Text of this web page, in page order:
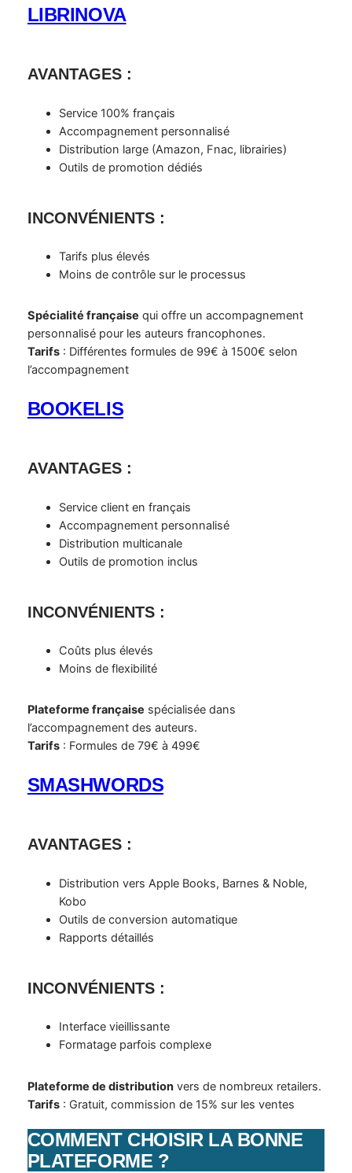
LIBRINOVA
AVANTAGES:
Service 100% français
Accompagnement personnalisé
Distribution large (Amazon, Fnac, librairies)
Outils de promotion dédiés
INCONVÉNIENTS:
Tarifs plus élevés
Moins de contrôle sur le processus
Spécialité française qui offre un accompagnement
personnalisé pour les auteurs francophones.
Tarifs: Différentes formules de 99€ à 1500€ selon
l’accompagnement
BOOKELIS
AVANTAGES:
Service client en français
Accompagnement personnalisé
Distribution multicanale
Outils de promotion inclus
INCONVÉNIENTS:
Coûts plus élevés
Moins de flexibilité
Plateforme française spécialisée dans
l’accompagnement des auteurs.
Tarifs: Formules de 79€ à 499€
SMASHWORDS
AVANTAGES :
Distribution vers Apple Books, Barnes & Noble,
Kobo
Outils de conversion automatique
Rapports détaillés
INCONVÉNIENTS:
Interface vieillissante
Formatage parfois complexe
Plateforme de distributionvers de nombreux retailers.
Tarifs: Gratuit, commission de 15% sur les ventes
COMMENT CHOISIR LA BONNE
PLATEFORME ?